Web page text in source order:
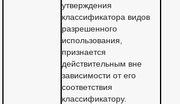
утверждения
классификатора видов
разрешенного
использования,
признается
действительным вне
зависимости от его
соответствия
классификатору.